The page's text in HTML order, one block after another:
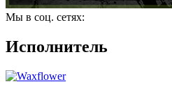
Мы в соц. сетях:
Исполнитель